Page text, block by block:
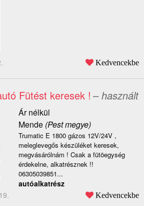
Kedvencekbe
Fütést keresek ! – használt
Ár nélkül
Mende(Pest megye)
Trumatic E 1800 gázos 12V/24V ,
meleglevegős készüléket keresek,
megvásárólnám ! Csak a fütöegység
érdekelne, alkatrésznek !!
06305039851...
autóalkatrész
Kedvencekbe